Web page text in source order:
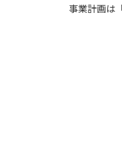
事業計画は